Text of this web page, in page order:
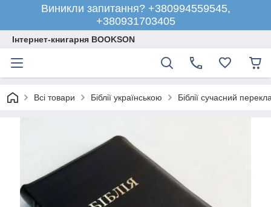
Виникли запитання? +380994559545,
+380931703405
Інтернет-книгарня BOOKSON
Всі товари Біблії українською Біблії сучасний